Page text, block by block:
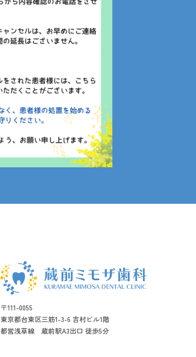
〒111-0055
東京都台東区三筋1-3-6 吉村ビル1階
都営浅草線 蔵前駅A3出口 徒歩5分